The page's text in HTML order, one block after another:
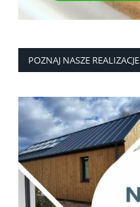
POZNAJ NASZE REALIZACJE